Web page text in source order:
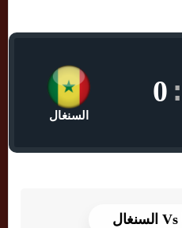
:
0
السنغال